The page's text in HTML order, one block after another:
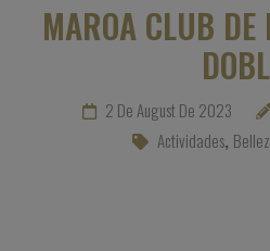
MAROA CLUB
2 De August De 2023
Actividades,